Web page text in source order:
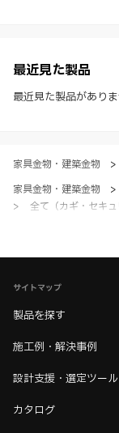
社製品の使用ご検討
※ 本WEBサイト製品
約、プライバシーポ
最近見た製品
最近見た製品がありま
家具金物・建築金物 >
家具金物・建築金物
>
>
全て（カギ・セキュ
ブランド
>
黒シリーズ金物
ホーム
>
サイトマップ
製品を探す
施工例・解決事例
設計支援・選定ツール
カタログ